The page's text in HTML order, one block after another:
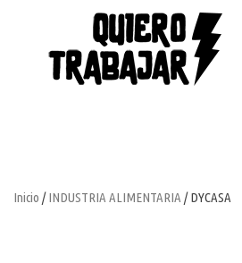
Inicio /INDUSTRIA ALIMENTARIA / DYCASA